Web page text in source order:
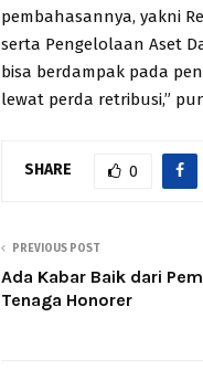
pembahasannya, yakni
serta Pengelolaan Aset
bisa berdampak pada
lewat perda retribusi,”
SHARE 0
PREVIOUS POST
Ada Kabar Baik dari
Tenaga Honorer